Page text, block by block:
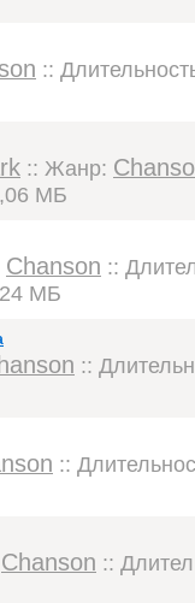
::
:: Жанр:
МБ
Chanson ::
МБ
::
::
Chanson ::